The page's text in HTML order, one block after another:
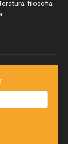
filosofia,